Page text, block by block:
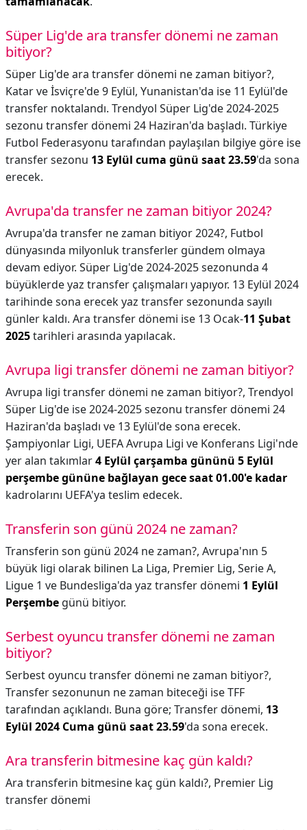
Süper Lig'de ara transfer dönemi ne zaman
bitiyor?
Süper Lig'de ara transfer dönemi ne zaman bitiyor?,
Katar ve İsviçre'de 9 Eylül, Yunanistan'da ise 11 Eylül'de
transfer noktalandı. Trendyol Süper Lig'de 2024-2025
sezonu transfer dönemi 24 Haziran'da başladı. Türkiye
Futbol Federasyonu tarafından paylaşılan bilgiye göre ise
transfer sezonu 13 Eylül cuma günü saat 23.59'da sona
erecek.
Avrupa'da transfer ne zaman bitiyor 2024?
Avrupa'da transfer ne zaman bitiyor 2024?, Futbol
dünyasında milyonluk transferler gündem olmaya
devam ediyor. Süper Lig'de 2024-2025 sezonunda 4
büyüklerde yaz transfer çalışmaları yapıyor. 13 Eylül 2024
tarihinde sona erecek yaz transfer sezonunda sayılı
günler kaldı. Ara transfer dönemi ise 13 Ocak-11 Şubat
2025tarihleri arasında yapılacak.
Avrupa ligi transfer dönemi ne zaman bitiyor?
Avrupa ligi transfer dönemi ne zaman bitiyor?, Trendyol
Süper Lig'de ise 2024-2025 sezonu transfer dönemi 24
Haziran'da başladı ve 13 Eylül'de sona erecek.
Şampiyonlar Ligi, UEFA Avrupa Ligi ve Konferans Ligi'nde
yer alan takımlar4 Eylül çarşamba gününü 5 Eylül
perşembe gününe bağlayan gece saat 01.00'e kadar
kadrolarını UEFA'ya teslim edecek.
Transferin son günü 2024 ne zaman?
Transferin son günü 2024 ne zaman?, Avrupa'nın 5
büyük ligi olarak bilinen La Liga, Premier Lig, Serie A,
Ligue 1 ve Bundesliga'da yaz transfer dönemi 1 Eylül
Perşembe günü bitiyor.
Serbest oyuncu transfer dönemi ne zaman
bitiyor?
Serbest oyuncu transfer dönemi ne zaman bitiyor?,
Transfer sezonunun ne zaman biteceği ise TFF
tarafından açıklandı. Buna göre; Transfer dönemi, 13
Eylül 2024 Cuma günü saat 23.59'da sona erecek.
Ara transferin bitmesine kaç gün kaldı?
Ara transferin bitmesine kaç gün kaldı?, Premier Lig
transfer dönemi